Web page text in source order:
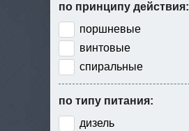
по принципу действия:
поршневые
винтовые
спиральные
по типу питания:
дизель